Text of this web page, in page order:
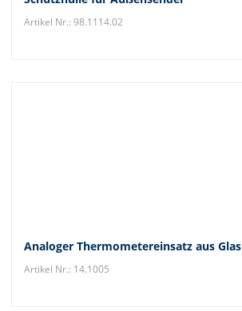
Artikel Nr.: 98.1114.02
Analoger Thermometereinsatz aus Glas
Artikel Nr.: 14.1005